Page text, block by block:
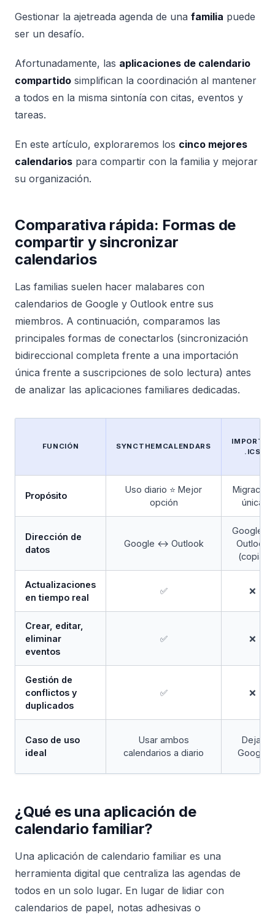
Gestionar la ajetreada agenda de una familia puede
ser un desafío.
Afortunadamente, las aplicaciones de calendario
compartido simplifican la coordinación al mantener
a todos en la misma sintonía con citas, eventos y
tareas.
En este artículo, exploraremos los cinco mejores
calendarios para compartir con la familia y mejorar
su organización.
Comparativa rápida: Formas de
compartir y sincronizar
calendarios
Las familias suelen hacer malabares con
calendarios de Google y Outlook entre sus
miembros. A continuación, comparamos las
principales formas de conectarlos (sincronización
bidireccional completa frente a una importación
única frente a suscripciones de solo lectura) antes
de analizar las aplicaciones familiares dedicadas.
FUNCIÓN SYNCTHEMCALENDARS
IMPORTAR
.ICS
Propósito
Uso diario ⭐ Mejor
opción
Migración
única
Dirección de
datos
Google ↔ Outlook
Google →
Outlook
(copia)
Actualizaciones
en tiempo real
✅ ❌
Crear, editar,
eliminar
eventos
✅ ❌
Gestión de
conflictos y
duplicados
✅ ❌
Caso de uso
ideal
Usar ambos
calendarios a diario
Dejar
Google
¿Qué es una aplicación de
calendario familiar?
Una aplicación de calendario familiar es una
herramienta digital que centraliza las agendas de
todos en un solo lugar. En lugar de lidiar con
calendarios de papel, notas adhesivas o